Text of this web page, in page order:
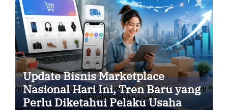
Update Bisnis Marketplace
Nasional Hari Ini, Tren Baru yang
Perlu Diketahui Pelaku Usaha